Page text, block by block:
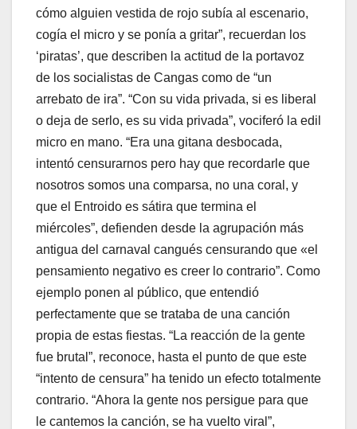
cómo alguien vestida de rojo subía al escenario,
cogía el micro y se ponía a gritar”, recuerdan los
‘piratas’, que describen la actitud de la portavoz
de los socialistas de Cangas como de “un
arrebato de ira”. “Con su vida privada, si es liberal
o deja de serlo, es su vida privada”, vociferó la edil
micro en mano. “Era una gitana desbocada,
intentó censurarnos pero hay que recordarle que
nosotros somos una comparsa, no una coral, y
que el Entroido es sátira que termina el
miércoles”, defienden desde la agrupación más
antigua del carnaval cangués censurando que «el
pensamiento negativo es creer lo contrario”. Como
ejemplo ponen al público, que entendió
perfectamente que se trataba de una canción
propia de estas fiestas. “La reacción de la gente
fue brutal”, reconoce, hasta el punto de que este
“intento de censura” ha tenido un efecto totalmente
contrario. “Ahora la gente nos persigue para que
le cantemos la canción, se ha vuelto viral”,